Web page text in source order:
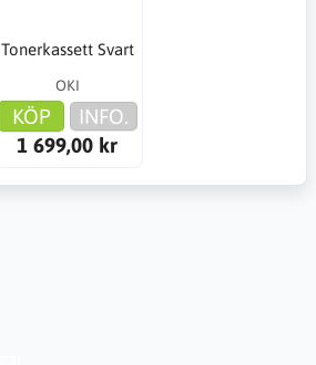
Tonerkassett Svart
OKI
KÖP
INFO.
1 699,00 kr